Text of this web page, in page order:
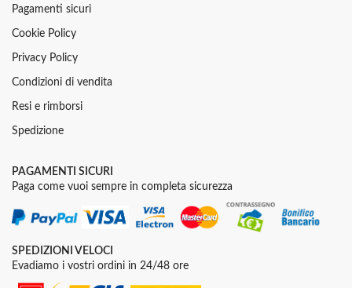
Pagamenti sicuri
Cookie Policy
Privacy Policy
Condizioni di vendita
Resi e rimborsi
Spedizione
PAGAMENTI SICURI
Paga come vuoi sempre in completa sicurezza
SPEDIZIONI VELOCI
Evadiamo i vostri ordini in 24/48 ore